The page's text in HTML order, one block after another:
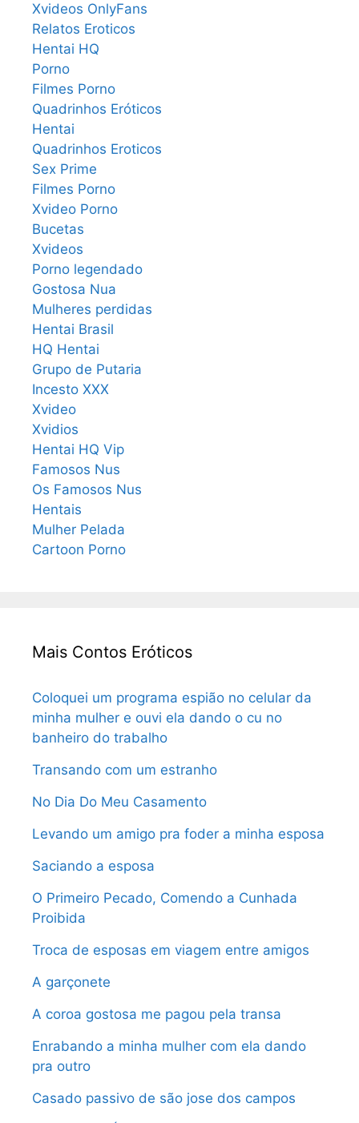
Xvideos OnlyFans
Relatos Eroticos
Hentai HQ
Porno
Filmes Porno
Quadrinhos Eróticos
Hentai
Quadrinhos Eroticos
Sex Prime
Filmes Porno
Xvideo Porno
Bucetas
Xvideos
Porno legendado
Gostosa Nua
Mulheres perdidas
Hentai Brasil
HQ Hentai
Grupo de Putaria
Incesto XXX
Xvideo
Xvidios
Hentai HQ Vip
Famosos Nus
Os Famosos Nus
Hentais
Mulher Pelada
Cartoon Porno
Mais Contos Eróticos
Coloquei um programa espião no celular da
minha mulher e ouvi ela dando o cu no
banheiro do trabalho
Transando com um estranho
No Dia Do Meu Casamento
Levando um amigo pra foder a minha esposa
Saciando a esposa
O Primeiro Pecado, Comendo a Cunhada
Proibida
Troca de esposas em viagem entre amigos
A garçonete
A coroa gostosa me pagou pela transa
Enrabando a minha mulher com ela dando
pra outro
Casado passivo de são jose dos campos